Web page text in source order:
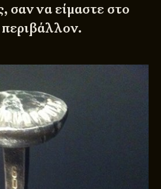
σαν να είμαστε στο